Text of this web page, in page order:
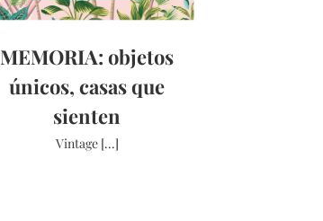
MEMORIA: objetos
únicos, casas que
sienten
Vintage [...]